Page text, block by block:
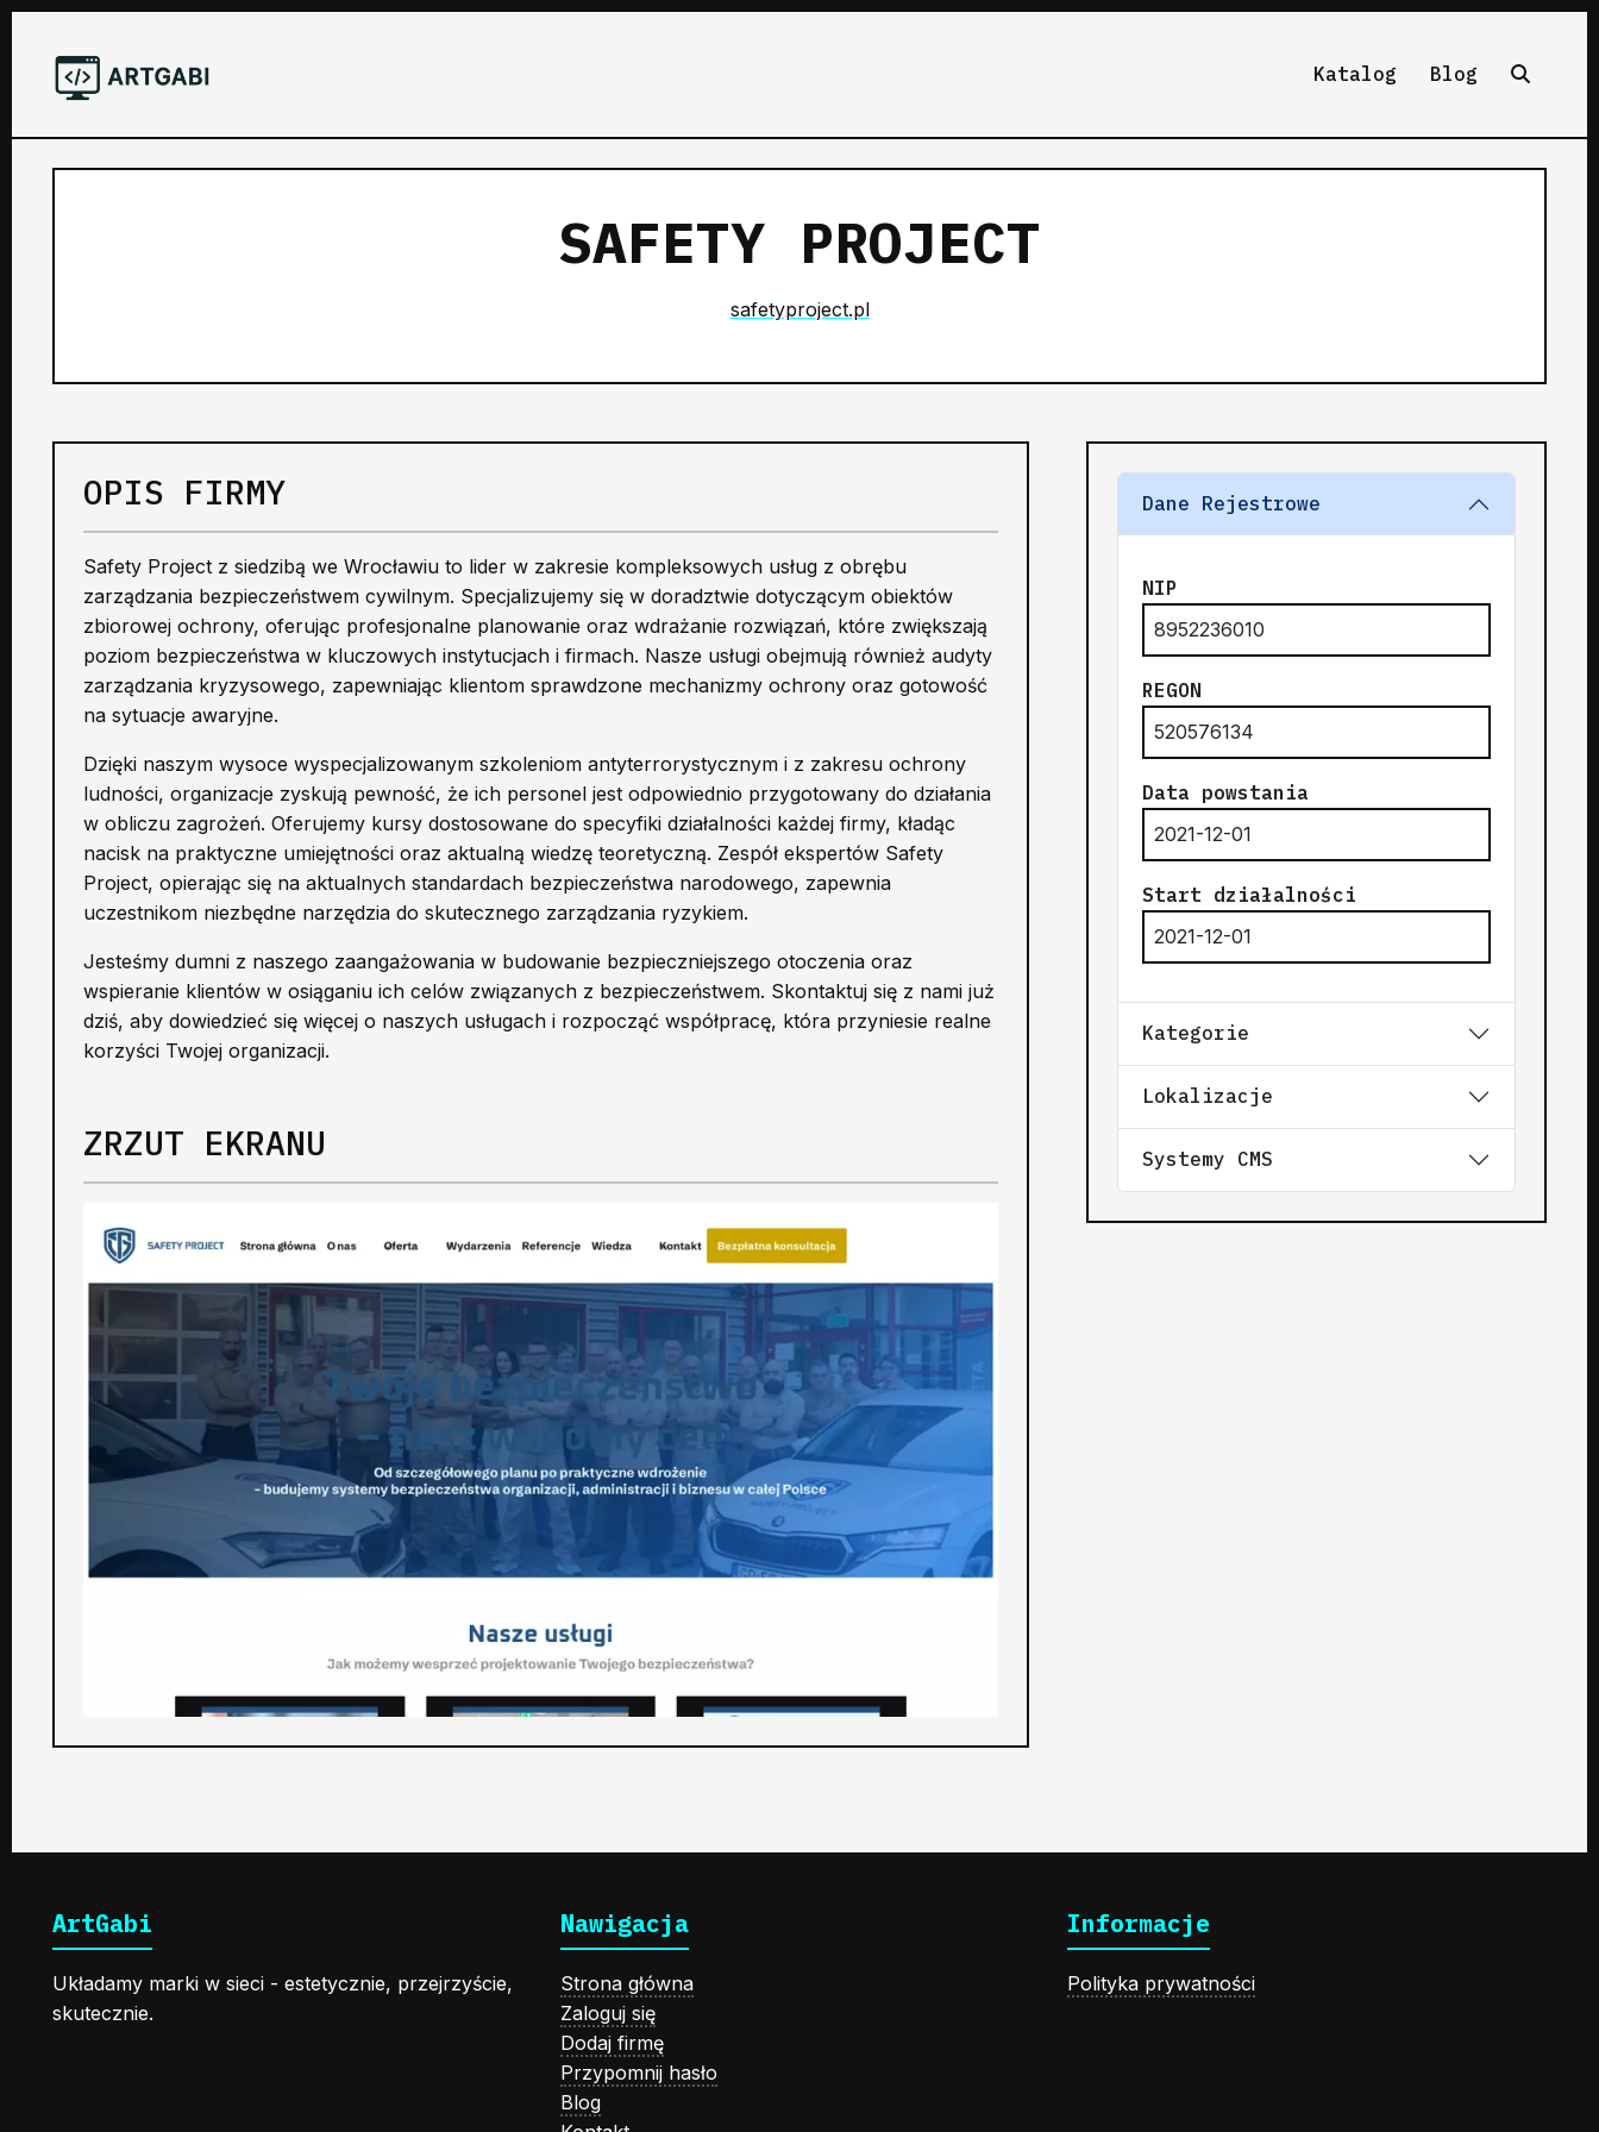
Katalog Blog
SAFETY PROJECT
safetyproject.pl
OPIS FIRMY
Safety Project z siedzibą we Wrocławiu to lider w zakresie kompleksowych usług z obrębu
zarządzania bezpieczeństwem cywilnym. Specjalizujemy się w doradztwie dotyczącym obiektów
zbiorowej ochrony, oferując profesjonalne planowanie oraz wdrażanie rozwiązań, które zwiększają
poziom bezpieczeństwa w kluczowych instytucjach i firmach. Nasze usługi obejmują również audyty
zarządzania kryzysowego, zapewniając klientom sprawdzone mechanizmy ochrony oraz gotowość
na sytuacje awaryjne.
Dzięki naszym wysoce wyspecjalizowanym szkoleniom antyterrorystycznym i z zakresu ochrony
ludności, organizacje zyskują pewność, że ich personel jest odpowiednio przygotowany do działania
w obliczu zagrożeń. Oferujemy kursy dostosowane do specyfiki działalności każdej firmy, kładąc
nacisk na praktyczne umiejętności oraz aktualną wiedzę teoretyczną. Zespół ekspertów Safety
Project, opierając się na aktualnych standardach bezpieczeństwa narodowego, zapewnia
uczestnikom niezbędne narzędzia do skutecznego zarządzania ryzykiem.
Jesteśmy dumni z naszego zaangażowania w budowanie bezpieczniejszego otoczenia oraz
wspieranie klientów w osiąganiu ich celów związanych z bezpieczeństwem. Skontaktuj się z nami już
dziś, aby dowiedzieć się więcej o naszych usługach i rozpocząć współpracę, która przyniesie realne
korzyści Twojej organizacji.
ZRZUT EKRANU
Dane Rejestrowe
NIP
8952236010
REGON
520576134
Data powstania
2021-12-01
Start działalności
2021-12-01
Kategorie
Lokalizacje
Systemy CMS
ArtGabi
Układamy marki w sieci - estetycznie, przejrzyście,
skutecznie.
Nawigacja
Strona główna
Zaloguj się
Dodaj firmę
Przypomnij hasło
Blog
Informacje
Polityka prywatności